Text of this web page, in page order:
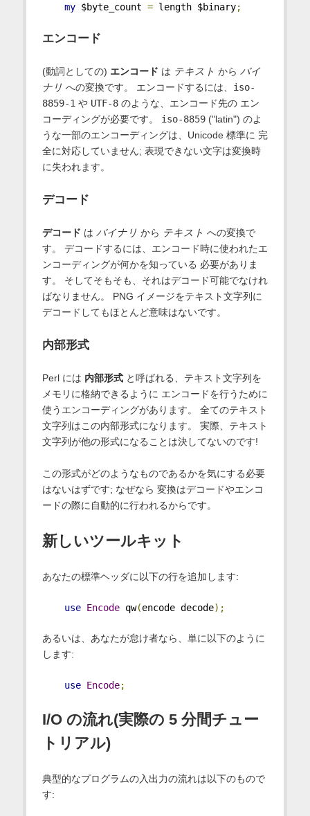
my $byte_count = length $binary;
エンコード
(動詞としての) エンコード は テキスト から バイ
ナリ への変換です。 エンコードするには、 iso-
8859-1 や UTF-8のような、エンコード先の エン
コーディングが必要です。 iso-8859("latin") のよ
うな一部のエンコーディングは、Unicode 標準に 完
全に対応していません; 表現できない文字は変換時
に失われます。
デコード
デコード は バイナリ から テキスト への変換で
す。 デコードするには、エンコード時に使われたエ
ンコーディングが何かを知っている 必要がありま
す。 そしてそもそも、それはデコード可能でなけれ
ばなりません。 PNG イメージをテキスト文字列に
デコードしてもほとんど意味はないです。
内部形式
Perl には 内部形式と呼ばれる、テキスト文字列を
メモリに格納できるように エンコードを行うために
使うエンコーディングがあります。 全てのテキスト
文字列はこの内部形式になります。 実際、テキスト
文字列が他の形式になることは決してないのです!
この形式がどのようなものであるかを気にする必要
はないはずです; なぜなら 変換はデコードやエンコ
ードの際に自動的に行われるからです。
新しいツールキット
あなたの標準ヘッダに以下の行を追加します:
use Encode qw(encode decode);
あるいは、あなたが怠け者なら、単に以下のように
します:
use Encode;
I/O の流れ(実際の 5 分間チュー
トリアル)
典型的なプログラムの入出力の流れは以下のもので
す: